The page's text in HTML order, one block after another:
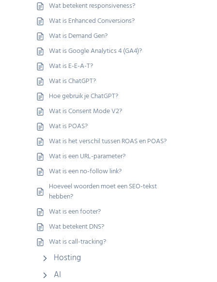
Wat betekent responsiveness?
Wat is Enhanced Conversions?
Wat is Demand Gen?
Wat is Google Analytics 4 (GA4)?
Wat is E-E-A-T?
Wat is ChatGPT?
Hoe gebruik je ChatGPT?
Wat is Consent Mode V2?
Wat is POAS?
Wat is het verschil tussen ROAS en POAS?
Wat is een URL-parameter?
Wat is een no-follow link?
Hoeveel woorden moet een SEO-tekst
hebben?
Wat is een footer?
Wat betekent DNS?
Wat is call-tracking?
Hosting
AI